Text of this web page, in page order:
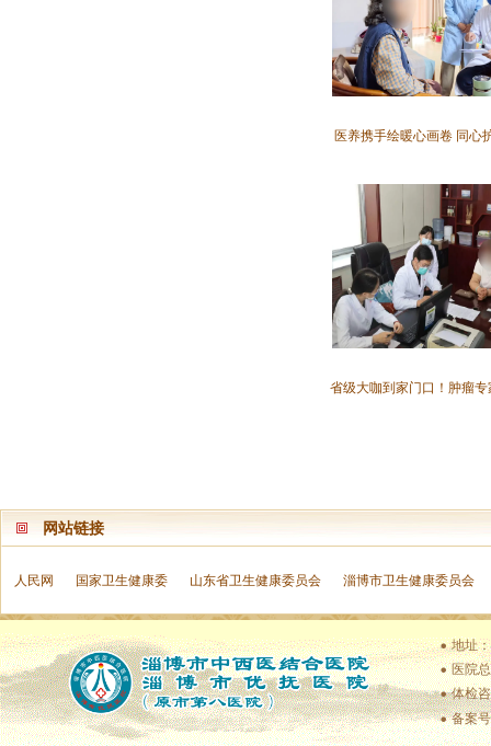
医养携手绘暖心画卷 同
省级大咖到家门口！肿瘤
网站链接
人民网 国家卫生健康委 山东省卫生健康委员会 淄博市卫生健康委员会
地址
医院
体检
备案